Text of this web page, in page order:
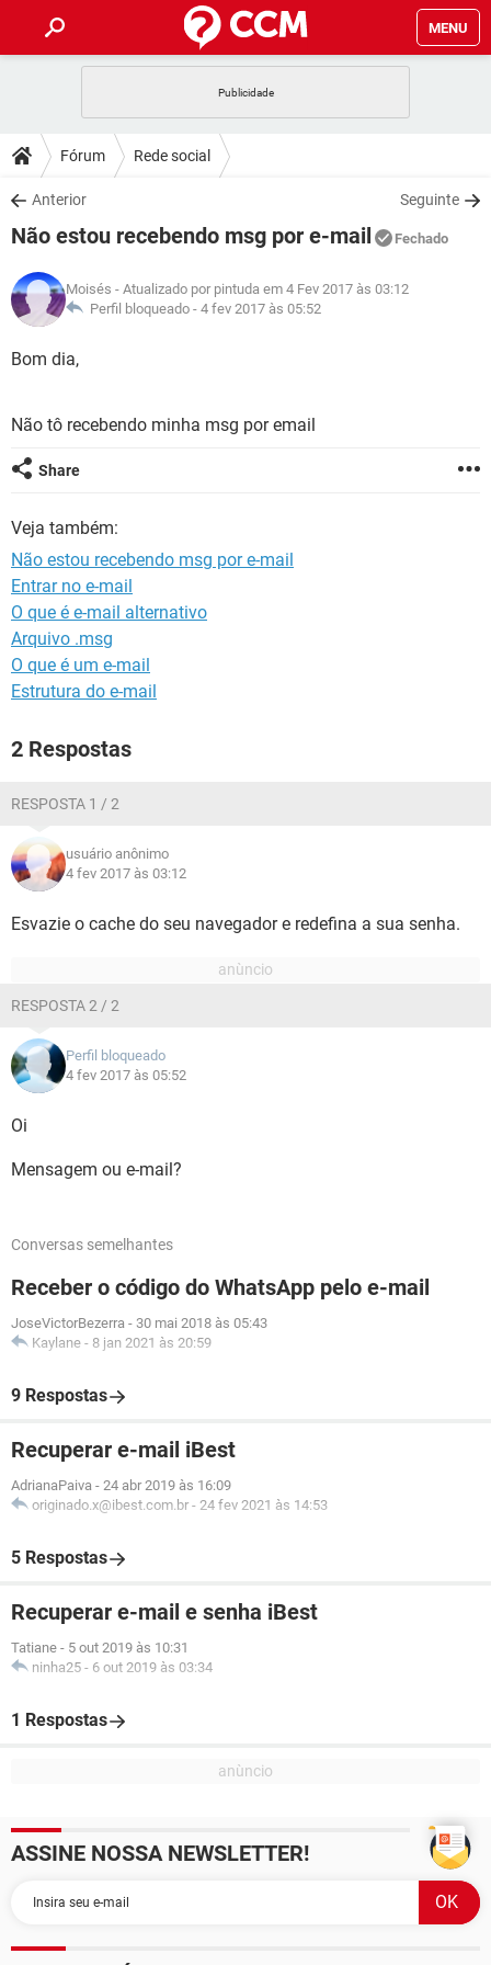
MENU
CELULAR
OUTLOOK
INSTAGRAM GMAIL
GUIA DE COMPRAS
DICAS
JOGOS
INSTAGRAM GMAIL
GUIA DE COMPRAS
DOWNLOADS
JOGOS WHATSAPP
CELULAR
OUTLOOK EXCEL
INSTAGRAM
JOGOS WHATSAPP
CELULAR
OUTLOOK
GLOSSÁRIO
JOGOS
OUTLOOK EXCEL
INSTAGRAM
Fórum Rede social
Anterior Seguinte
Não estou recebendo msg por e-mail Fechado
Moisés - Atualizado por pintuda em 4 Fev 2017 às 03:12
Perfil bloqueado - 4 fev 2017 às 05:52
Bom dia,
Não tô recebendo minha msg por email
Share
Veja também:
Não estou recebendo msg por e-mail
Entrar no e-mail
O que é e-mail alternativo
Arquivo .msg
O que é um e-mail
Estrutura do e-mail
2 Respostas
RESPOSTA 1 / 2
usuário anônimo
4 fev 2017 às 03:12
Esvazie o cache do seu navegador e redefina a sua senha.
RESPOSTA 2 / 2
Perfil bloqueado
4 fev 2017 às 05:52
Oi
Mensagem ou e-mail?
Conversas semelhantes
Receber o código do WhatsApp pelo e-mail
JoseVictorBezerra - 30 mai 2018 às 05:43
Kaylane - 8 jan 2021 às 20:59
9 Respostas
Recuperar e-mail iBest
AdrianaPaiva - 24 abr 2019 às 16:09
originado.x@ibest.com.br - 24 fev 2021 às 14:53
5 Respostas
Recuperar e-mail e senha iBest
Tatiane - 5 out 2019 às 10:31
ninha25 - 6 out 2019 às 03:34
1 Respostas
ASSINE NOSSA NEWSLETTER!